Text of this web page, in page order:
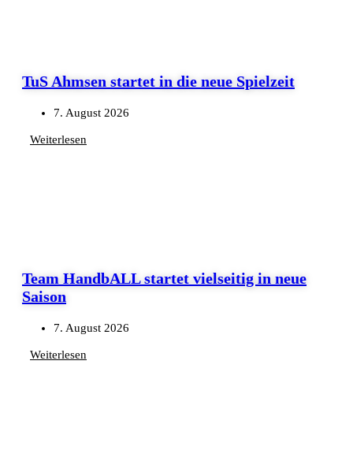
TuS Ahmsen startet in die neue Spielzeit
7. August 2026
Weiterlesen
Team HandbALL startet vielseitig in neue
Saison
7. August 2026
Weiterlesen